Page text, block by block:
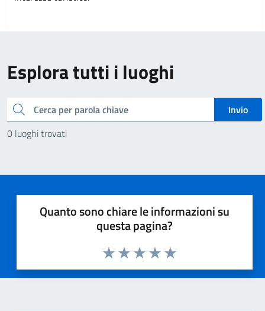
Esplora tutti i luoghi
Cerca
Invio
0 luoghi trovati
Quanto sono chiare le informazioni su
questa pagina?
Valuta 5 stelle su 5
Valuta 4 stelle su 5
Valuta 3 stelle su 5
Valuta 2 stelle su 5
Valuta 1 stelle su 5